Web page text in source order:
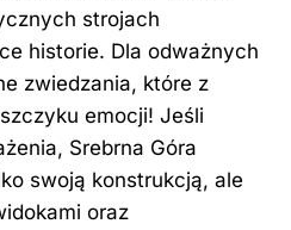
strojach
historie. Dla odważnych
zwiedzania, które z
emocji! Jeśli
Srebrna Góra
swoją konstrukcją, ale
oraz